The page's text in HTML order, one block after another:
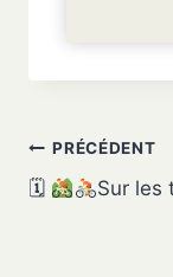
de
PRÉCÉDENT
🗓 Sur les